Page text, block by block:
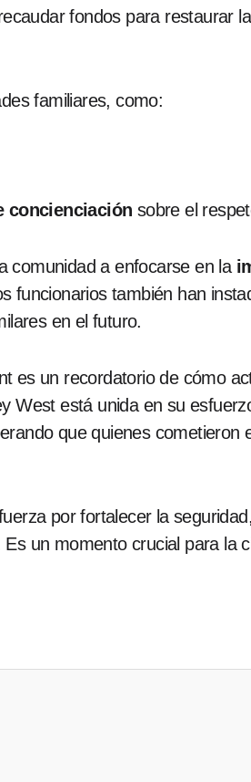
fondos para restaurar
familiares, como:
concienciación sobre el
comunidad a enfocarse en la
funcionarios también han
en el futuro.
es un recordatorio de cómo
West está unida en su
que quienes cometieron
por fortalecer la
un momento crucial para la